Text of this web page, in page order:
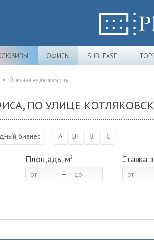
ОФИСЫ SUBLEASE
Офисная недвижимость
ПО УЛИЦЕ
бизнес A B+ B C
Площадь, м2 Ставка